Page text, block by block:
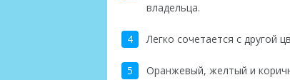
владельца.
Легко сочетается с другой
Оранжевый, желтый и